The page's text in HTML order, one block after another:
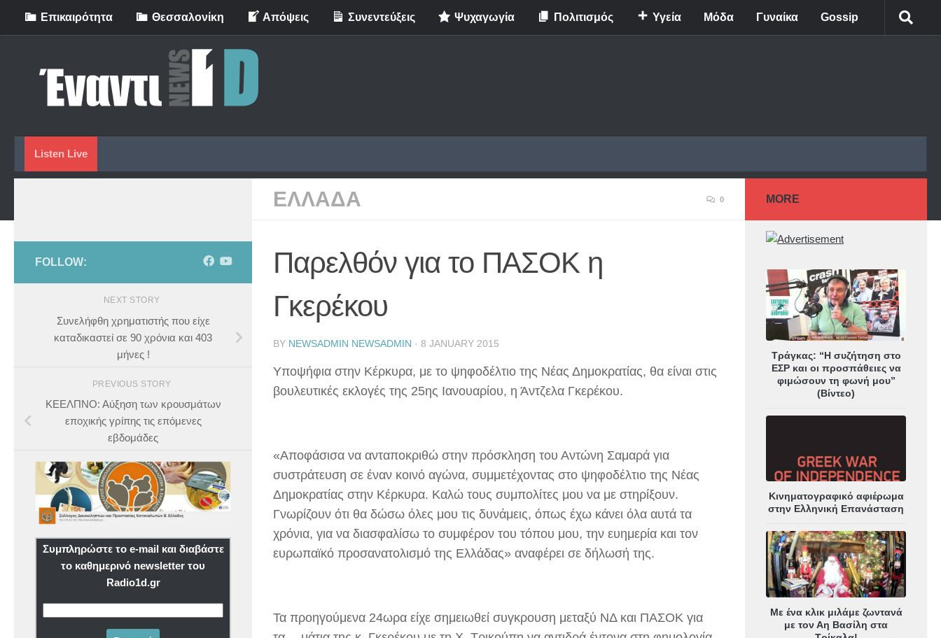
Skip to content
Eπικαιρότητα Θεσσαλονίκη Απόψεις Συνεντεύξεις Ψυχαγωγία Πολιτισμός Υγεία Μόδα Γυναίκα Gossip
Listen Live
ΕΛΛΑΔΑ 0
Παρελθόν για το ΠΑΣΟΚ η
Γκερέκου
BY NEWSADMIN NEWSADMIN · 8 JANUARY 2015
Υποψήφια στην Κέρκυρα, με το ψηφοδέλτιο της Νέας Δημοκρατίας, θα είναι στις
βουλευτικές εκλογές της 25ης Ιανουαρίου, η Άντζελα Γκερέκου.
«Αποφάσισα να ανταποκριθώ στην πρόσκληση του Αντώνη Σαμαρά για
συστράτευση σε έναν κοινό αγώνα, συμμετέχοντας στο ψηφοδέλτιο της Νέας
Δημοκρατίας στην Κέρκυρα. Καλώ τους συμπολίτες μου να με στηρίξουν.
Γνωρίζουν ότι θα δώσω όλες μου τις δυνάμεις, όπως έχω κάνει όλα αυτά τα
χρόνια, για να διασφαλίσω το συμφέρον του τόπου μου, την ευημερία και τον
ευρωπαϊκό προσανατολισμό της Ελλάδας» αναφέρει σε δήλωσή της.
Τα προηγούμενα 24ωρα είχε σημειωθεί συγκρουση μεταξύ ΝΔ και ΠΑΣΟΚ για
FOLLOW:
NEXT STORY
Συνελήφθη χρηματιστής που είχε
καταδικαστεί σε 90 χρόνια και 403
μήνες !
PREVIOUS STORY
ΚΕΕΛΠΝΟ: Αύξηση των κρουσμάτων
εποχικής γρίπης τις επόμενες
εβδομάδες
Συμπληρώστε το e-mail και διαβάστε
το καθημερινό newsletter του
Radio1d.gr
MORE
Τράγκας: “Η συζήτηση στο
ΕΣΡ και οι προσπάθειες να
φιμώσουν τη φωνή μου”
(Βίντεο)
Κινηματογραφικό αφιέρωμα
στην Ελληνική Επανάσταση
Με ένα κλικ μιλάμε ζωντανά
με τον Αη Βασίλη στα